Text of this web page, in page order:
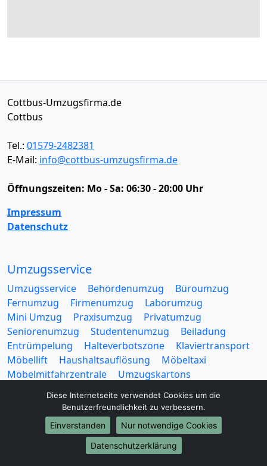
Cottbus-Umzugsfirma.de
Cottbus
Tel.: 01579-2482381
E-Mail: info@cottbus-umzugsfirma.de
Öffnungszeiten: Mo - Sa: 06:30 - 20:00 Uhr
Impressum
Datenschutz
Umzugsservice
Umzugsservice Behördenumzug
Büroumzug
Fernumzug
Firmenumzug
Laborumzug
Mini Umzug
Praxisumzug
Privatumzug
Seniorenumzug
Studentenumzug
Beiladung
Entrümpelung
Halteverbotszone
Klaviertransport
Möbellift
Haushaltsauflösung
Möbeltaxi
Möbelmitfahrzentrale
Umzugskartons
Europa-Umzüge
Diese Internetseite verwendet Cookies um die
Benutzerfreundlichkeit zu verbessern.
Einverstanden
Nur notwendige Cookies
Datenschutzerklärung